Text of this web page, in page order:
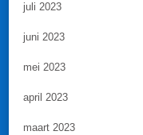
juli 2023
juni 2023
mei 2023
april 2023
maart 2023